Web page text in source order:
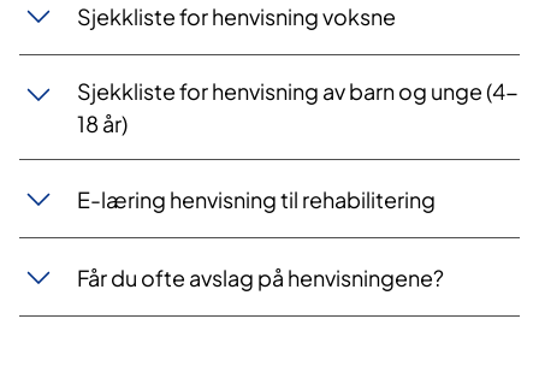
Sjekkliste for henvisning voksne
Sjekkliste for henvisning av barn og unge (4-
18 år)
E-læring henvisning til rehabilitering
Får du ofte avslag på henvisningene?